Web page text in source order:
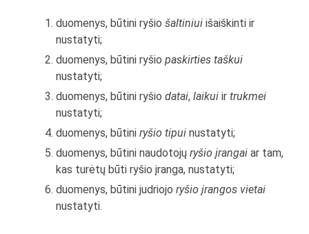
duomenys, būtini ryšiošaltiniui išaiškinti ir
nustatyti;
duomenys, būtini ryšiopaskirties taškui
nustatyti;
duomenys, būtini ryšiodatai,laikui irtrukmei
nustatyti;
duomenys, būtiniryšio tipui nustatyti;
duomenys, būtini naudotojųryšio įrangai ar tam,
kas turėtų būti ryšio įranga, nustatyti;
duomenys, būtini judriojoryšio įrangos vietai
nustatyti.